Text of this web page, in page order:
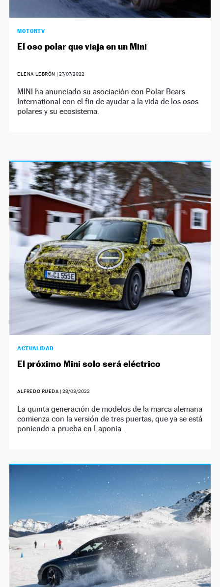
MOTORTV
El oso polar que viaja en un Mini
ELENA LEBRÓN |27/07/2022
MINI ha anunciado su asociación con Polar Bears
International con el fin de ayudar a la vida de los osos
polares y su ecosistema.
ACTUALIDAD
El próximo Mini solo será eléctrico
ALFREDO RUEDA | 28/03/2022
La quinta generación de modelos de la marca alemana
comienza con la versión de tres puertas, que ya se está
poniendo a prueba en Laponia.